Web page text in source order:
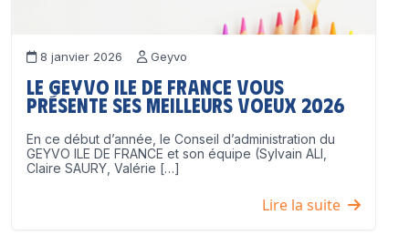
8 janvier 2026 Geyvo
Le GEYVO Ile de France vous
présente ses meilleurs voeux 2026
En ce début d’année, le Conseil d’administration du
GEYVO ILE DE FRANCE et son équipe (Sylvain ALI,
Claire SAURY, Valérie […]
Lire la suite